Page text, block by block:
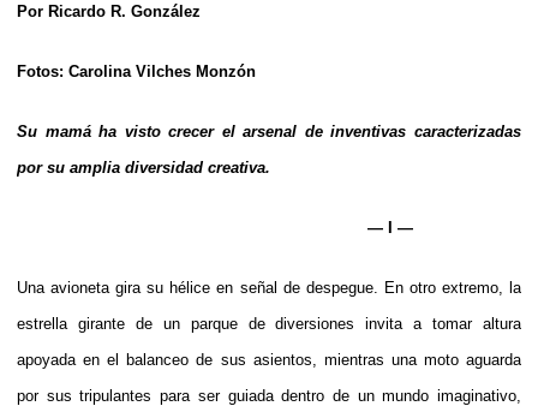
Por Ricardo R. González
Fotos: Carolina Vilches Monzón
Su mamá ha visto crecer el arsenal de inventivas caracterizadas
por su amplia diversidad creativa.
— I —
Una avioneta gira su hélice en señal de despegue. En otro extremo, la
estrella girante de un parque de diversiones invita a tomar altura
apoyada en el balanceo de sus asientos, mientras una moto aguarda
por sus tripulantes para ser guiada dentro de un mundo imaginativo,